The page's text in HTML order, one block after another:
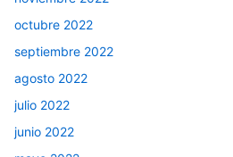
octubre 2022
septiembre 2022
agosto 2022
julio 2022
junio 2022